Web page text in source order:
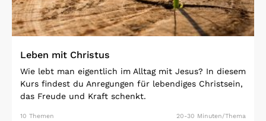
Leben mit Christus
Wie lebt man eigentlich im Alltag mit Jesus? In diesem
Kurs findest du Anregungen für lebendiges Christsein,
das Freude und Kraft schenkt.
10 Themen 20-30 Minuten/Thema